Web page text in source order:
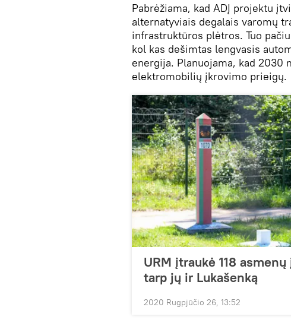
Pabrėžiama, kad ADĮ projektu
alternatyviais degalais varomų
infrastruktūros plėtros. Tuo
kol kas dešimtas lengvasis
energija. Planuojama, kad
elektromobilių įkrovimo prieigų.
URM įtraukė 118
tarp jų ir Lukašenką
2020 Rugpjūčio 26, 13:52